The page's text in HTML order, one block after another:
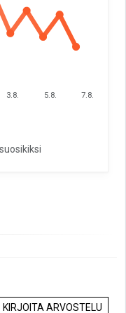
3.8. 5.8. 7.8.
KIRJOITA ARVOSTELU